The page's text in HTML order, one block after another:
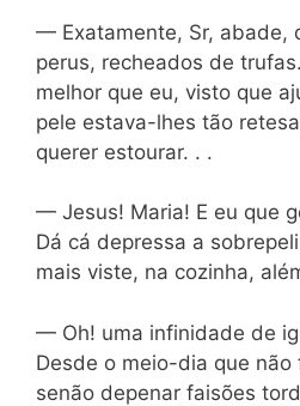
— Exatamente, Sr, abade,
perus, recheados de
melhor que eu, visto que
pele estava-lhes tão
querer estourar. . .
— Jesus! Maria! E eu que
Dá cá depressa a
mais viste, na cozinha,
— Oh! uma infinidade de
Desde o meio-dia que não
senão depenar faisões